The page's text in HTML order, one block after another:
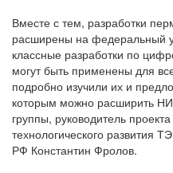
Вместе с тем, разработки
расширены на федеральный
классные разработки по
могут быть применены для
подробно изучили их и
которым можно расширить
группы, руководитель
технологического развития
РФ Константин Фролов.